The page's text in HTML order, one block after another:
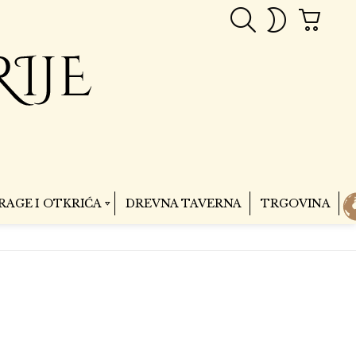
PRETRAGASWITCH
SKIN
I OTKRIĆA DREVNA TAVERNA TRGOVINA